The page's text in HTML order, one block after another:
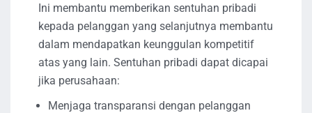
Ini membantu memberikan sentuhan pribadi
kepada pelanggan yang selanjutnya membantu
dalam mendapatkan keunggulan kompetitif
atas yang lain. Sentuhan pribadi dapat dicapai
jika perusahaan:
Menjaga transparansi dengan pelanggan